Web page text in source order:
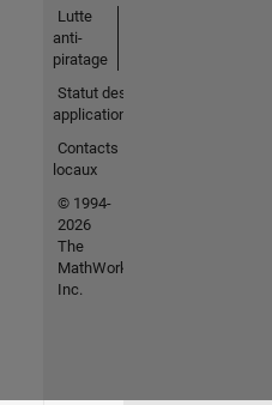
Lutte
anti-
piratage
Statut des
applications
Contacts
locaux
© 1994-
2026
The
MathWorks,
Inc.